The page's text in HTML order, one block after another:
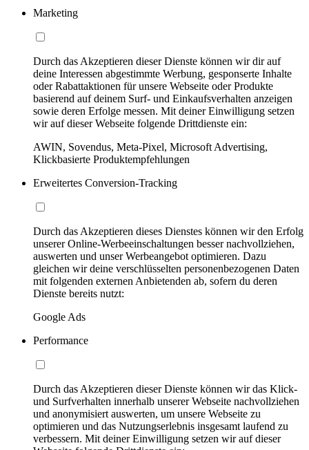
Marketing
Durch das Akzeptieren dieser Dienste können wir dir auf
deine Interessen abgestimmte Werbung, gesponserte Inhalte
oder Rabattaktionen für unsere Webseite oder Produkte
basierend auf deinem Surf- und Einkaufsverhalten anzeigen
sowie deren Erfolge messen. Mit deiner Einwilligung setzen
wir auf dieser Webseite folgende Drittdienste ein:
AWIN, Sovendus, Meta-Pixel, Microsoft Advertising,
Klickbasierte Produktempfehlungen
Erweitertes Conversion-Tracking
Durch das Akzeptieren dieses Dienstes können wir den Erfolg
unserer Online-Werbeeinschaltungen besser nachvollziehen,
auswerten und unser Werbeangebot optimieren. Dazu
gleichen wir deine verschlüsselten personenbezogenen Daten
mit folgenden externen Anbietenden ab, sofern du deren
Dienste bereits nutzt:
Google Ads
Performance
Durch das Akzeptieren dieser Dienste können wir das Klick-
und Surfverhalten innerhalb unserer Webseite nachvollziehen
und anonymisiert auswerten, um unsere Webseite zu
optimieren und das Nutzungserlebnis insgesamt laufend zu
verbessern. Mit deiner Einwilligung setzen wir auf dieser